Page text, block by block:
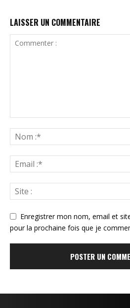
LAISSER UN COMMENTAIRE
Enregistrer mon nom, email et
pour la prochaine fois que je